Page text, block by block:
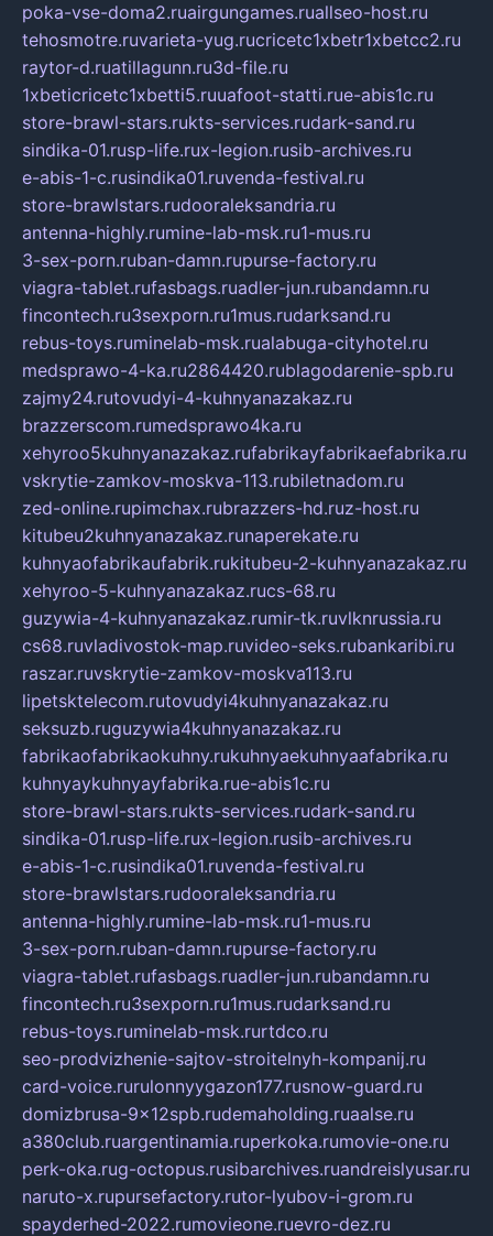
poka-vse-doma2.ruairgungames.ruallseo-host.ru
tehosmotre.ruvarieta-yug.rucricetc1xbetr1xbetcc2.ru
raytor-d.ruatillagunn.ru3d-file.ru
1xbeticricetc1xbetti5.ruuafoot-statti.rue-abis1c.ru
store-brawl-stars.rukts-services.rudark-sand.ru
sindika-01.rusp-life.rux-legion.rusib-archives.ru
e-abis-1-c.rusindika01.ruvenda-festival.ru
store-brawlstars.rudooraleksandria.ru
antenna-highly.rumine-lab-msk.ru1-mus.ru
3-sex-porn.ruban-damn.rupurse-factory.ru
viagra-tablet.rufasbags.ruadler-jun.rubandamn.ru
fincontech.ru3sexporn.ru1mus.rudarksand.ru
rebus-toys.ruminelab-msk.rualabuga-cityhotel.ru
medsprawo-4-ka.ru2864420.rublagodarenie-spb.ru
zajmy24.rutovudyi-4-kuhnyanazakaz.ru
brazzerscom.rumedsprawo4ka.ru
xehyroo5kuhnyanazakaz.rufabrikayfabrikaefabrika.ru
vskrytie-zamkov-moskva-113.rubiletnadom.ru
zed-online.rupimchax.rubrazzers-hd.ruz-host.ru
kitubeu2kuhnyanazakaz.runaperekate.ru
kuhnyaofabrikaufabrik.rukitubeu-2-kuhnyanazakaz.ru
xehyroo-5-kuhnyanazakaz.rucs-68.ru
guzywia-4-kuhnyanazakaz.rumir-tk.ruvlknrussia.ru
cs68.ruvladivostok-map.ruvideo-seks.rubankaribi.ru
raszar.ruvskrytie-zamkov-moskva113.ru
lipetsktelecom.rutovudyi4kuhnyanazakaz.ru
seksuzb.ruguzywia4kuhnyanazakaz.ru
fabrikaofabrikaokuhny.rukuhnyaekuhnyaafabrika.ru
kuhnyaykuhnyayfabrika.rue-abis1c.ru
store-brawl-stars.rukts-services.rudark-sand.ru
sindika-01.rusp-life.rux-legion.rusib-archives.ru
e-abis-1-c.rusindika01.ruvenda-festival.ru
store-brawlstars.rudooraleksandria.ru
antenna-highly.rumine-lab-msk.ru1-mus.ru
3-sex-porn.ruban-damn.rupurse-factory.ru
viagra-tablet.rufasbags.ruadler-jun.rubandamn.ru
fincontech.ru3sexporn.ru1mus.rudarksand.ru
rebus-toys.ruminelab-msk.rurtdco.ru
seo-prodvizhenie-sajtov-stroitelnyh-kompanij.ru
card-voice.rurulonnyygazon177.rusnow-guard.ru
domizbrusa-9x12spb.rudemaholding.ruaalse.ru
a380club.ruargentinamia.ruperkoka.rumovie-one.ru
perk-oka.rug-octopus.rusibarchives.ruandreislyusar.ru
naruto-x.rupursefactory.rutor-lyubov-i-grom.ru
spayderhed-2022.rumovieone.ruevro-dez.ru